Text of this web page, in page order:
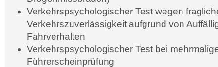
Verkehrspsychologischer Test wegen
Verkehrszuverlässigkeit aufgrund von
Fahrverhalten
Verkehrspsychologischer Test bei
Führerscheinprüfung